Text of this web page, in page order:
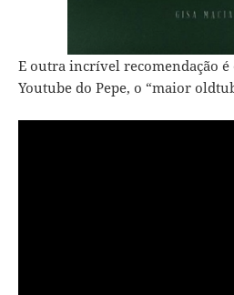
E outra incrível recomendação é
Youtube do Pepe, o “maior